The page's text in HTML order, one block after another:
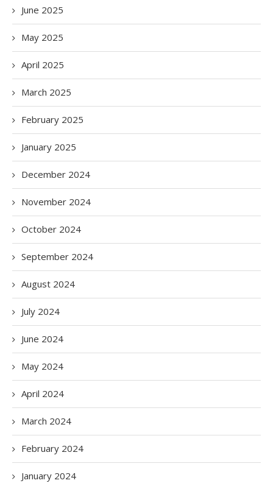
June 2025
May 2025
April 2025
March 2025
February 2025
January 2025
December 2024
November 2024
October 2024
September 2024
August 2024
July 2024
June 2024
May 2024
April 2024
March 2024
February 2024
January 2024